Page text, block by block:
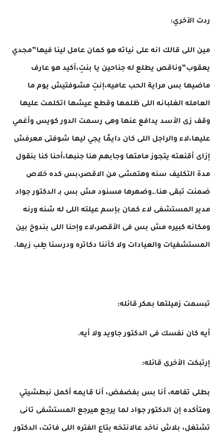
ردت الآخري:
مين اللى قالك انه على نياته هو كمان عامل لينا فيها”مجدي
يعقوب”وناقص يطلع له جناحين يا بنتِ،أكيد هو عارف
ماضيها بس مراية الحب عاميه،إنتِ مشوفتيش يوم ما
العامله الغلبانه اللى ظلمها وقطع عيشها اتكلمت عليها
وقف زى الأسد يدافع عنها وهى رسمت الدور كويس وأغمي
عليها،لاء والراجل اللى كان دايمًا يجي ليها شوفتى معرفش
إزاى أقنعته يتجوز مامتها وجابهم هنا جنبها،أحنا كنا بنقول
مدة التكليف سنه وهتمشى من الاقصر،بس كده خلاص
ضمنت تبقى هنا…وضهرها مسنود مش بس بـ الدكتور جواد
مدير المستشفى لاء كمان بإسم عيلته اللى له شنه ورنه
ومكانه كبيره مش بس فى الأقصر،لاء وإحنا اللى بندوخ بين
المستشفيات والعيادات ولا كآننا دكاتره ودرسنا طِب زيها.
تبسمت زميلتها بمكر قائله:
أيه كان نفسك فى الدكتور جاويد ولا أيه.
إرتبكت الأخرى قائله:
بطلى تفاهه، أنا بس بفضفض، أنا قايمه أكمل نبطشيتي
ومتأكده إن الدكتور جواد لما يرجع هيرجع المستشفى تانى
تشتغل، بلاش ناخد عالانتخه بتاع الفتره اللى فاتت، الدكتور